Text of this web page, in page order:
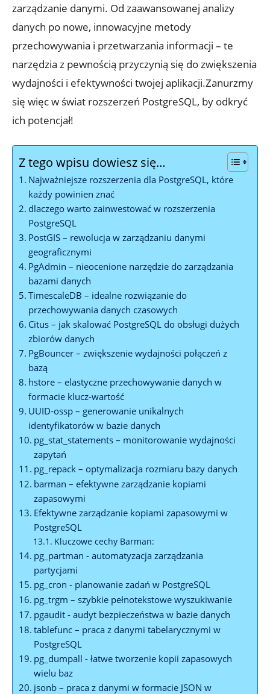
zarządzanie ​danymi. Od ⁤zaawansowanej‍ analizy
danych po nowe, innowacyjne metody
⁣przechowywania i ​przetwarzania informacji – te
narzędzia z pewnością⁣ przyczynią się do zwiększenia
wydajności i efektywności twojej aplikacji.Zanurzmy
się⁣ więc w świat rozszerzeń⁢ PostgreSQL, by odkryć
ich potencjał!
Z tego wpisu dowiesz się…
Najważniejsze⁤ rozszerzenia⁣ dla PostgreSQL, które ​
każdy⁢ powinien znać
dlaczego​ warto zainwestować w rozszerzenia
PostgreSQL
PostGIS – rewolucja‍ w zarządzaniu danymi​
geograficznymi
PgAdmin – ‍nieocenione narzędzie do zarządzania
bazami danych
TimescaleDB – ‍idealne rozwiązanie do
przechowywania danych czasowych
Citus – jak skalować PostgreSQL ⁣do obsługi‌ dużych
zbiorów danych
PgBouncer – zwiększenie wydajności ​połączeń z
bazą
hstore – ⁣elastyczne przechowywanie danych w
formacie klucz-wartość
UUID-ossp – generowanie unikalnych
identyfikatorów ‍w bazie danych
pg_stat_statements – monitorowanie ⁢wydajności
zapytań
pg_repack – optymalizacja rozmiaru bazy danych
barman – efektywne zarządzanie kopiami
zapasowymi
Efektywne zarządzanie kopiami zapasowymi w
PostgreSQL
Kluczowe cechy Barman:
pg_partman ⁤- automatyzacja ​zarządzania
⁤partycjami
pg_cron ‍- planowanie zadań w PostgreSQL
pg_trgm – szybkie pełnotekstowe wyszukiwanie
pgaudit -⁤ audyt bezpieczeństwa w bazie danych
tablefunc – praca z danymi tabelarycznymi⁢ w
PostgreSQL
pg_dumpall -‍ łatwe tworzenie kopii zapasowych
wielu baz
jsonb – praca z ⁢danymi ⁤w formacie JSON w